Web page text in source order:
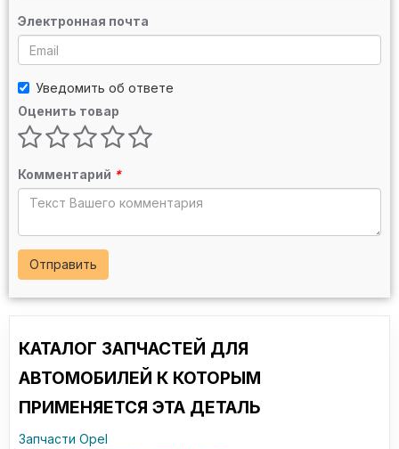
Электронная почта
Уведомить об ответе
Оценить товар
Комментарий *
Отправить
КАТАЛОГ ЗАПЧАСТЕЙ ДЛЯ
АВТОМОБИЛЕЙ К КОТОРЫМ
ПРИМЕНЯЕТСЯ ЭТА ДЕТАЛЬ
Запчасти Opel